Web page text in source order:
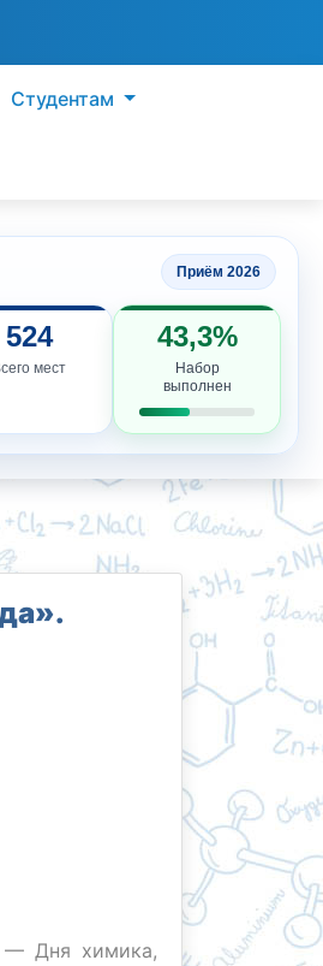
Студентам
Приём 2026
524
мест
43,3%
Набор
выполнен
— Дня химика,